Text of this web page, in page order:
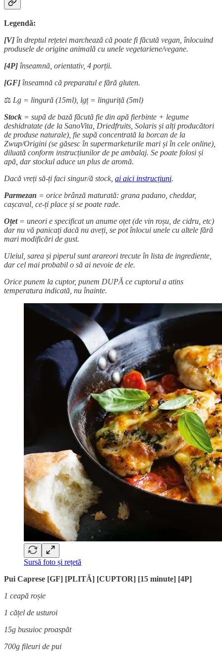
Legendă:
[V] în dreptul rețetei marchează că poate fi făcută vegan, înlocuind
produsele de origine animală cu unele vegetariene/vegane.
[4P] înseamnă, orientativ, 4 porții.
[GF] înseamnă că preparatul e fără gluten.
⚖️ Lg = lingură (15ml), lgț = linguriță (5ml)
Stock = supă de bază făcută fie din apă fierbinte + legume
deshidratate (de la SanoVita, Driedfruits, Solaris și alți producători
de produse naturale), fie supă concentrată la borcan de la
Zwup/Origini (se găsesc în supermarketurile mari și în cele online),
diluată conform instrucțiunilor de pe ambalaj. Se poate folosi și
apă, dar stockul aduce un plus de aromă.
Dacă vreți să-ți faci singur/ă stock, ai aici instrucțiuni.
Parmezan = orice brânză maturată: grana padano, cheddar,
cașcaval, ce-ți place și se poate rade.
Oțet = uneori e specificat un anume oțet (de vin roșu, de cidru, etc)
dar nu vă panicați dacă nu aveți, se pot înlocui unele cu altele fără
mari modificări de gust.
Uleiul, sarea și piperul sunt arareori trecute în lista de ingrediente,
dar cel mai probabil o să ai nevoie de ele.
Orice punem la cuptor, punem DUPĂ ce cuptorul a atins
temperatura indicată, nu înainte.
Sursă foto și rețetă
Pui Caprese [GF] [PLITĂ] [CUPTOR] [15 minute] [4P]
1 ceapă roșie
1 cățel de usturoi
15g busuioc proaspăt
700g fileuri de pui